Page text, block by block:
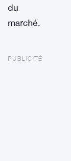
du
marché.
PUBLICITÉ